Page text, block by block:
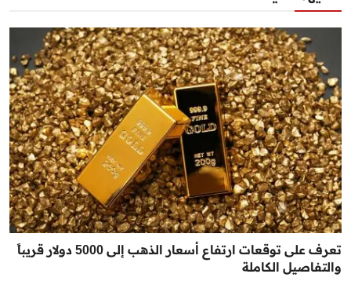
تعرف على توقعات ارتفاع أسعار الذهب إلى 5000 دولار قريباً
والتفاصيل الكاملة